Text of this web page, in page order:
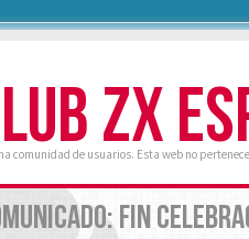
ZX
comunidad de usuarios. Esta web no
FIN